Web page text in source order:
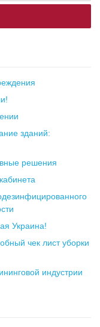
решения
Украина!
индустрии